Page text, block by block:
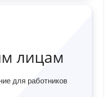
лицам
для работников